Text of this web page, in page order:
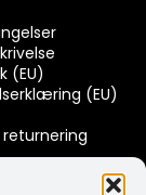
(EU)
(EU)